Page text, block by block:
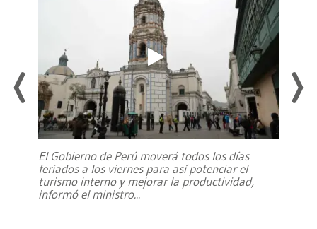
El Gobierno de Perú moverá todos los días
feriados a los viernes para así potenciar el
turismo interno y mejorar la productividad,
informó el ministro...